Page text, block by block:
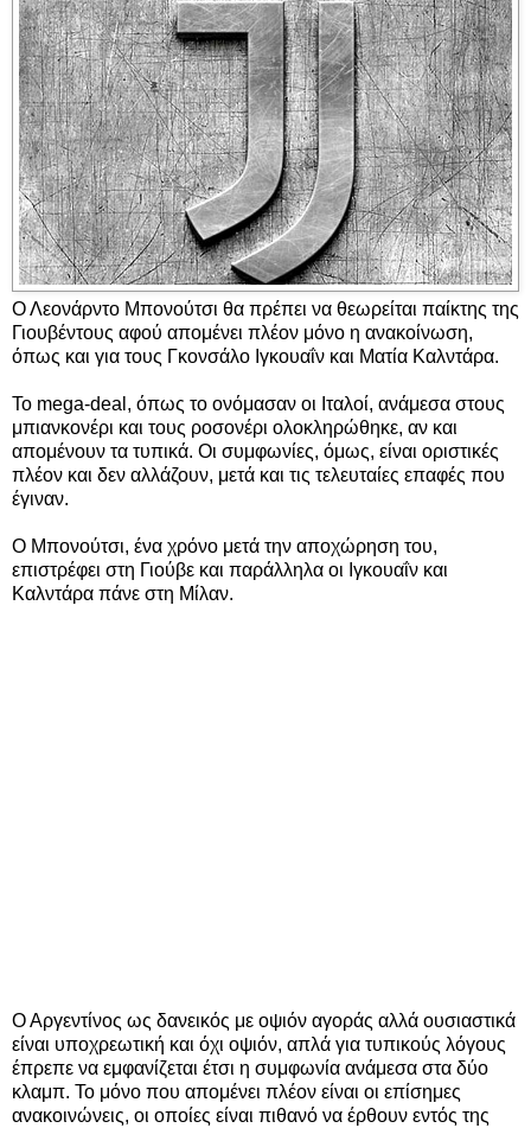
Ο Λεονάρντο Μπονούτσι θα πρέπει να θεωρείται παίκτης της
Γιουβέντους αφού απομένει πλέον μόνο η ανακοίνωση,
όπως και για τους Γκονσάλο Ιγκουαΐν και Ματία Καλντάρα.
Το mega-deal, όπως το ονόμασαν οι Ιταλοί, ανάμεσα στους
μπιανκονέρι και τους ροσονέρι ολοκληρώθηκε, αν και
απομένουν τα τυπικά. Οι συμφωνίες, όμως, είναι οριστικές
πλέον και δεν αλλάζουν, μετά και τις τελευταίες επαφές που
έγιναν.
Ο Μπονούτσι, ένα χρόνο μετά την αποχώρηση του,
επιστρέφει στη Γιούβε και παράλληλα οι Ιγκουαΐν και
Καλντάρα πάνε στη Μίλαν.
Ο Αργεντίνος ως δανεικός με οψιόν αγοράς αλλά ουσιαστικά
είναι υποχρεωτική και όχι οψιόν, απλά για τυπικούς λόγους
έπρεπε να εμφανίζεται έτσι η συμφωνία ανάμεσα στα δύο
κλαμπ. Το μόνο που απομένει πλέον είναι οι επίσημες
ανακοινώνεις, οι οποίες είναι πιθανό να έρθουν εντός της